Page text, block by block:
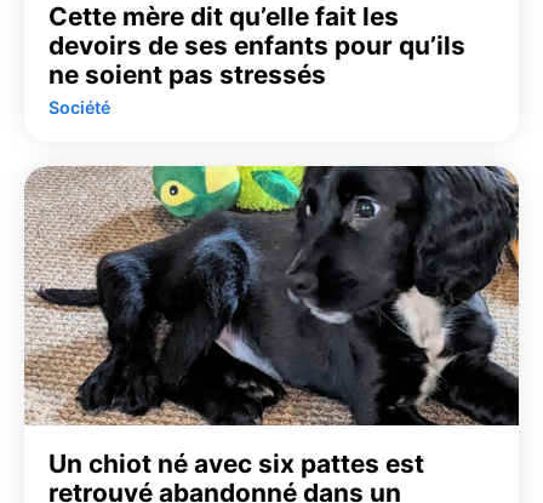
Cette mère dit qu’elle fait les
devoirs de ses enfants pour qu’ils
ne soient pas stressés
Société
Un chiot né avec six pattes est
retrouvé abandonné dans un